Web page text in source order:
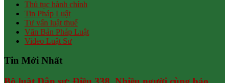
Thủ tục hành chính
Tin Pháp Luật
Tư vấn luật thuế
Văn Bản Pháp Luật
Video Luật Sư
Tin Mới Nhất